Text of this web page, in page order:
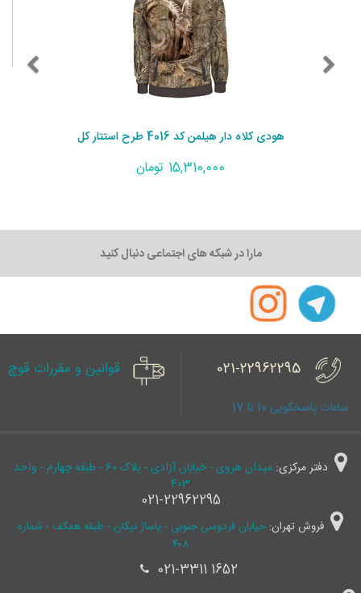
هودی کلاه دار هیلمن کد 4016 طرح استتار کل
15,310,000 تومان
مارا در شبکه های اجتماعی دنبال کنید
021-22962295
ساعات پاسخگویی 10 تا 17
قوانین و مقررات قوچ
دفتر مرکزی:
میدان هروی - خیابان آزادی - پلاک 60 - طبقه چهارم - واحد
403
021-22962295
فروش تهران: خیابان فردوسی جنوبی - پاساژ نیکان - طبقه همکف - شماره
۴۰۸
021-3311 1652